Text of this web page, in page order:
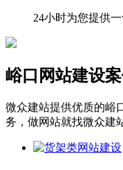
24小时为您提供
峪口网站建设案
微众建站提供优质的峪
务，做网站就找微众建